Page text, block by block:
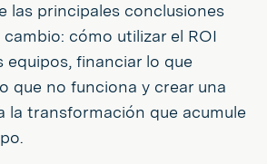
las principales conclusiones
cómo utilizar el ROI
equipos, financiar lo que
que no funciona y crear una
la transformación que acumule